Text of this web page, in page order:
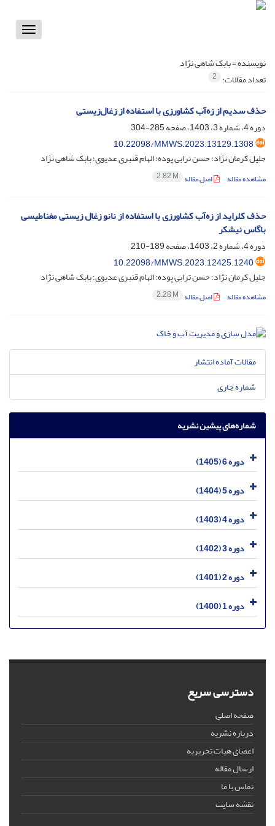
Toggle
نویسنده =بابک شاهی نژاد
تعداد مقالات: 2
حذف سدیم از زه‌آب کشاورزی با استفاده از زغال‌زیستی
دوره 4، شماره 3، 1403، صفحه
285-304
10.22098/MMWS.2023.13129.1308
جلیل کرمان نژاد؛ حسن ترابی پوده؛ الهام قنبری عدیوی؛ بابک شاهی نژاد
مشاهده مقاله اصل مقاله 2.82 M
حذف کلراید از زه‌آب کشاورزی با استفاده از نانو زغال زیستی مغناطیسی
باگاس نیشکر
دوره 4، شماره 2، 1403، صفحه
189-210
10.22098/MMWS.2023.12425.1240
جلیل کرمان نژاد؛ حسن ترابی پوده؛ الهام قنبری عدیوی؛ بابک شاهی نژاد
مشاهده مقاله اصل مقاله 2.28 M
مقالات آماده انتشار
شماره جاری
شماره‌های پیشین نشریه
دوره 6 (1405)
دوره 5 (1404)
دوره 4 (1403)
دوره 3 (1402)
دوره 2 (1401)
دوره 1 (1400)
دسترسی سریع
صفحه اصلی
درباره نشریه
اعضای هیات تحریریه
ارسال مقاله
تماس با ما
نقشه سایت